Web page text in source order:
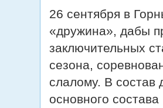
26 сентября в
«дружина», дабы
заключительных
сезона,
слалому. В состав
основного